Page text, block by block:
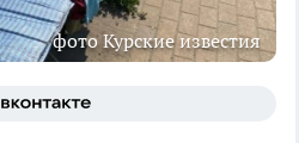
фото Курские известия